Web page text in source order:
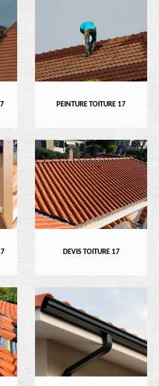
PEINTURE TOITURE 17
DEVIS TOITURE 17